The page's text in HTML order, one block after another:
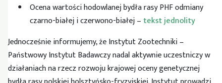
Ocena wartości hodowlanej bydła rasy PHF odmiany
czarno-białej i czerwono-białej – tekst jednolity
Jednocześnie informujemy, że Instytut Zootechniki –
Państwowy Instytut Badawczy nadal aktywnie uczestniczy w
działaniach na rzecz rozwoju krajowej oceny genetycznej